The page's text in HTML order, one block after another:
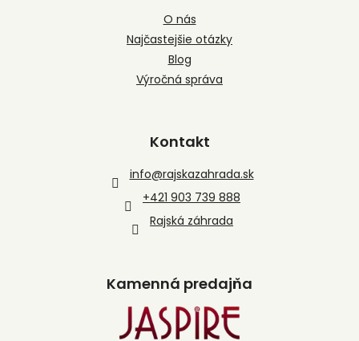
O nás
Najčastejšie otázky
Blog
Výročná správa
Kontakt
info@rajskazahrada.sk
+421 903 739 888
Rajská záhrada
Kamenná predajňa